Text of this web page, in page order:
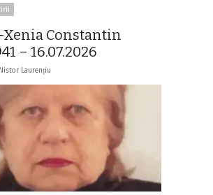
Xenia Constantin
– 16.07.2026
Nistor Laurențiu